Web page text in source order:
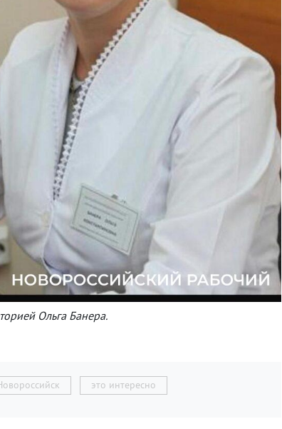
Ольга Банера.
это интересно